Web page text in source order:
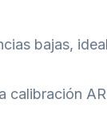
bajas,